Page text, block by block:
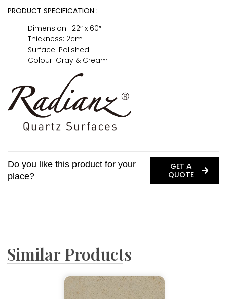
PRODUCT SPECIFICATION :
Dimension: 122″ x 60″
Thickness: 2cm
Surface: Polished
Colour: Gray & Cream
Do you like this product for your
place?
GET A
QUOTE
Similar Products